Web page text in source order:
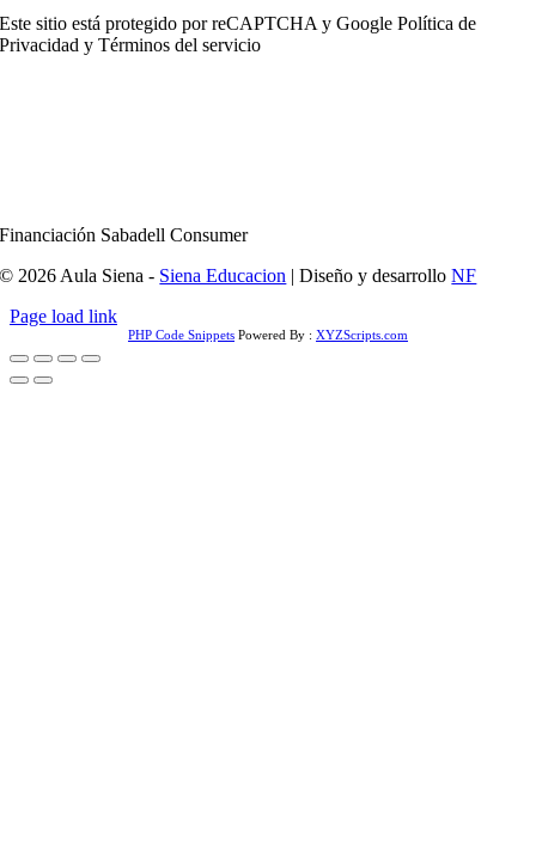
Este sitio está protegido por reCAPTCHA y GooglePolítica de
Privacidad yTérminos del servicio
Financiación Sabadell Consumer
© 2026 Aula Siena - Siena Educacion | Diseño y desarrolloNF
Page load link
PHP Code Snippets Powered By : XYZScripts.com